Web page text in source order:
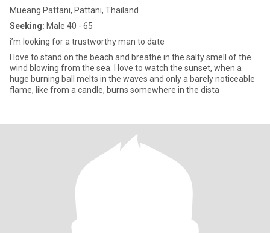
Mueang Pattani, Pattani, Thailand
Seeking: Male 40 - 65
i’m looking for a trustworthy man to date
I love to stand on the beach and breathe in the salty smell of the
wind blowing from the sea. I love to watch the sunset, when a
huge burning ball melts in the waves and only a barely noticeable
flame, like from a candle, burns somewhere in the dista